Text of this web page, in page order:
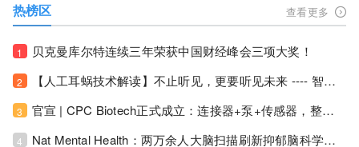
热榜区 查看更多
1 贝克曼库尔特连续三年荣获中国财经峰会三项大奖！
2 【人工耳蜗技术解读】不止听见，更要听见未来 ---- 智能耳蜗，开启人工耳蜗技术新纪元！
3 官宣 | CPC Biotech正式成立：连接器+泵+传感器，整合生物制药流体管理解决方案！
4 Nat Mental Health：两万余人大脑扫描刷新抑郁脑科学认知！抑郁不只是情绪病，视觉、运动脑区同步受损！